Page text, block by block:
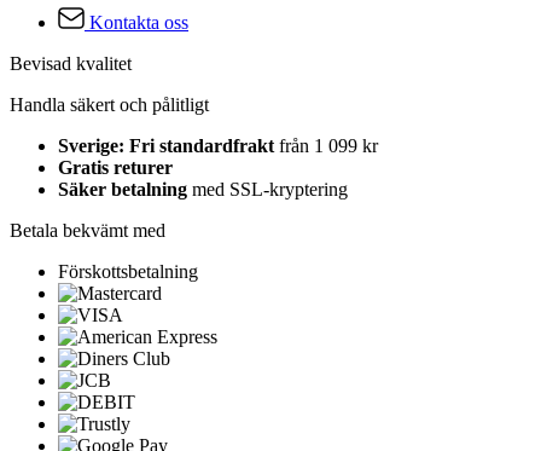
Kontakta oss
Bevisad kvalitet
Handla säkert och pålitligt
Sverige: Fri standardfrakt från 1 099 kr
Gratis returer
Säker betalning med SSL-kryptering
Betala bekvämt med
Förskottsbetalning